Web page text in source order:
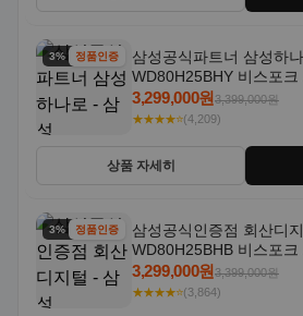
3% 할인정품인증
삼성공식파트너 삼성하
WD80H25BHY 비스포크
18kg 26년형 일체형 1등급
3,299,000원3,399,000원
★★★★⭐(4,209)
상품 자세히
3% 할인정품인증
삼성공식인증점 회산디
WD80H25BHB 비스포크
18kg 26년형 일체형 1등급
3,299,000원3,399,000원
★★★★⭐(3,864)